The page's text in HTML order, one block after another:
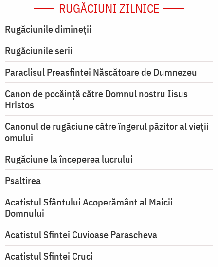
RUGĂCIUNI ZILNICE
Rugăciunile dimineții
Rugăciunile serii
Paraclisul Preasfintei Născătoare de Dumnezeu
Canon de pocăință către Domnul nostru Iisus
Hristos
Canonul de rugăciune către îngerul păzitor al vieții
omului
Rugăciune la începerea lucrului
Psaltirea
Acatistul Sfântului Acoperământ al Maicii
Domnului
Acatistul Sfintei Cuvioase Parascheva
Acatistul Sfintei Cruci